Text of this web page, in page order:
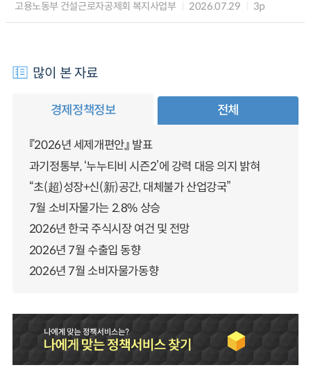
고용노동부 건설근로자공제회 복지사업부 2026.07.29 3p
많이 본 자료
경제정책정보 전체
『2026년 세제개편안』 발표
과기정통부, ‘누누티비 시즌2’에 강력 대응 의지 밝혀
“초(超)성장+신(新)공간, 대체불가 산업강국”
7월 소비자물가는 2.8% 상승
2026년 한국 주식시장 여건 및 전망
2026년 7월 수출입 동향
2026년 7월 소비자물가동향